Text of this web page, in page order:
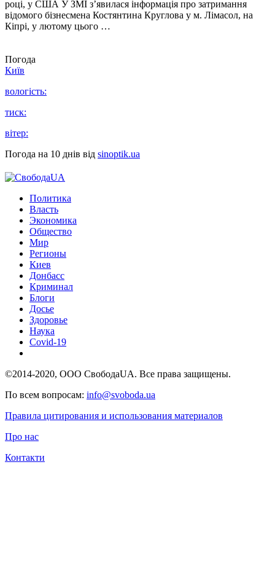
році, у США У ЗМІ з’явилася інформація про затримання
відомого бізнесмена Костянтина Круглова у м. Лімасол, на
Кіпрі, у лютому цього …
Погода
Київ
вологість:
тиск:
вітер:
Погода на 10 днів від sinoptik.ua
Политика
Власть
Экономика
Общество
Мир
Регионы
Киев
Донбасс
Криминал
Блоги
Досье
Здоровье
Наука
Covid-19
©2014-2020, ООО СвободаUA. Все права защищены.
По всем вопросам: info@svoboda.ua
Правила цитирования и использования материалов
Про нас
Контакти